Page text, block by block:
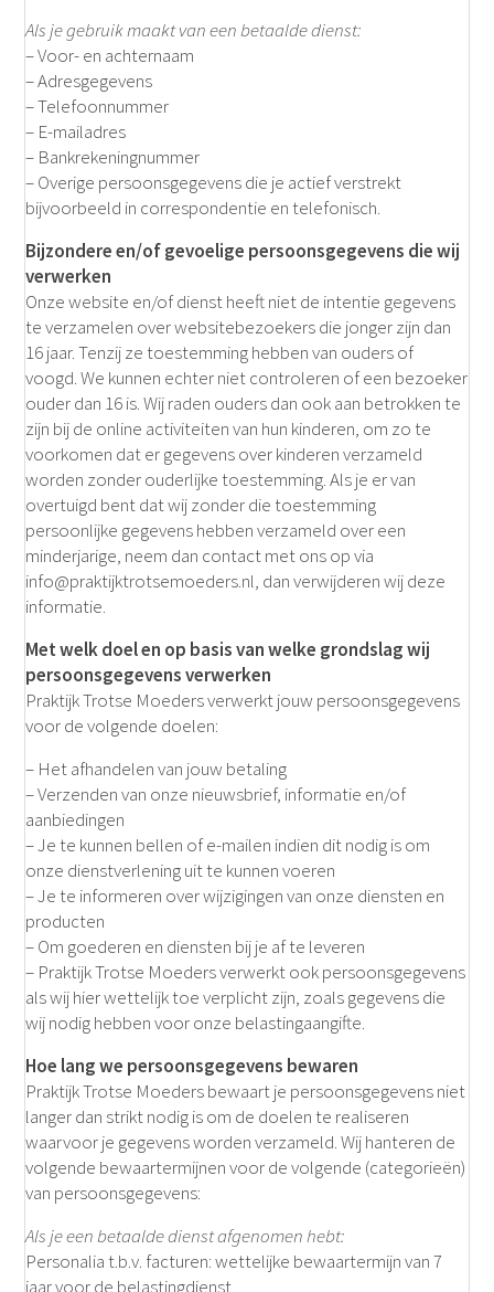
Als je gebruik maakt van een betaalde dienst:
– Voor- en achternaam
– Adresgegevens
– Telefoonnummer
– E-mailadres
– Bankrekeningnummer
– Overige persoonsgegevens die je actief verstrekt
bijvoorbeeld in correspondentie en telefonisch.
Bijzondere en/of gevoelige persoonsgegevens die wij
verwerken
Onze website en/of dienst heeft niet de intentie gegevens
te verzamelen over websitebezoekers die jonger zijn dan
16 jaar. Tenzij ze toestemming hebben van ouders of
voogd. We kunnen echter niet controleren of een bezoeker
ouder dan 16 is. Wij raden ouders dan ook aan betrokken te
zijn bij de online activiteiten van hun kinderen, om zo te
voorkomen dat er gegevens over kinderen verzameld
worden zonder ouderlijke toestemming. Als je er van
overtuigd bent dat wij zonder die toestemming
persoonlijke gegevens hebben verzameld over een
minderjarige, neem dan contact met ons op via
info@praktijktrotsemoeders.nl, dan verwijderen wij deze
informatie.
Met welk doel en op basis van welke grondslag wij
persoonsgegevens verwerken
Praktijk Trotse Moeders verwerkt jouw persoonsgegevens
voor de volgende doelen:
– Het afhandelen van jouw betaling
– Verzenden van onze nieuwsbrief, informatie en/of
aanbiedingen
– Je te kunnen bellen of e-mailen indien dit nodig is om
onze dienstverlening uit te kunnen voeren
– Je te informeren over wijzigingen van onze diensten en
producten
– Om goederen en diensten bij je af te leveren
– Praktijk Trotse Moeders verwerkt ook persoonsgegevens
als wij hier wettelijk toe verplicht zijn, zoals gegevens die
wij nodig hebben voor onze belastingaangifte.
Hoe lang we persoonsgegevens bewaren
Praktijk Trotse Moeders bewaart je persoonsgegevens niet
langer dan strikt nodig is om de doelen te realiseren
waarvoor je gegevens worden verzameld. Wij hanteren de
volgende bewaartermijnen voor de volgende (categorieën)
van persoonsgegevens:
Als je een betaalde dienst afgenomen hebt:
Personalia t.b.v. facturen: wettelijke bewaartermijn van 7
jaar voor de belastingdienst